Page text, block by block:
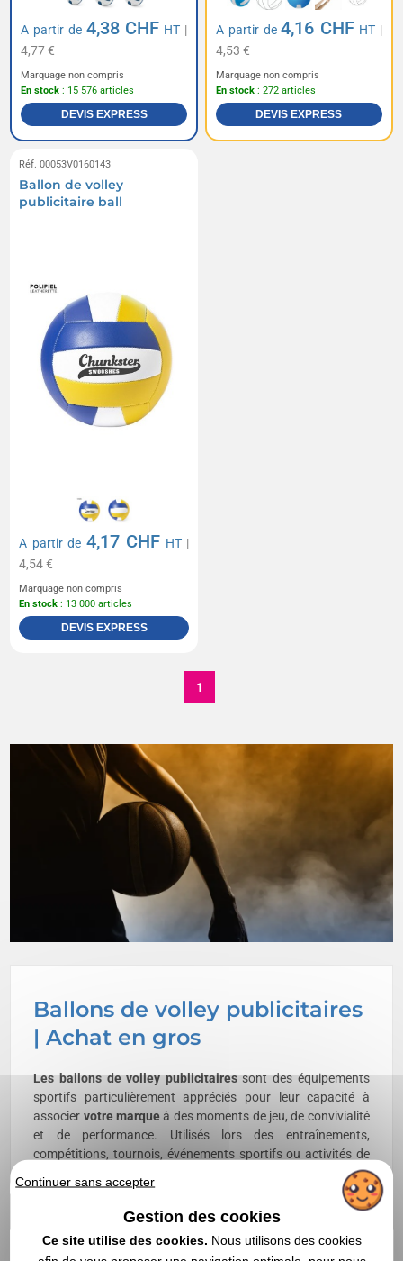
Ballons de volley publicitaires
| Achat en gros
Les ballons de volley publicitairessont des équipements
sportifs particulièrement appréciés pour leur capacité à
associer votre marqueà des moments de jeu, de convivialité
et de performance. Utilisés lors des entraînements,
compétitions, tournois, événements sportifs ou activités de
présence continue de votre marque
tout en favorisant naturellement la
grâce à
une exposition répétée auprès des joueurs et des
de volley publicitaires personnaliséssont particulièrement
A partir de 4,38 CHF HT |
4,77 €
Marquage non compris
En stock : 15 576 articles
DEVIS EXPRESS
A partir de4,16 CHF HT |
4,53 €
Marquage non compris
En stock : 272 articles
DEVIS EXPRESS
Réf. 00053V0160143
Ballon de volley
publicitaire ball
A partir de 4,17 CHF HT|
4,54 €
Marquage non compris
En stock : 13 000 articles
DEVIS EXPRESS
1
Continuer sans accepter
Gestion des cookies
Ce site utilise des cookies. Nous utilisons des cookies